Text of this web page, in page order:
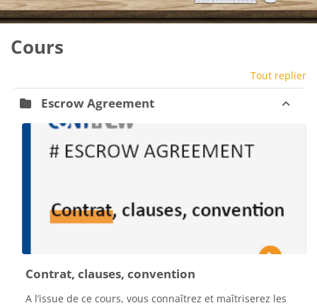
Blocs
Cours
Tout replier
Escrow Agreement
Contrat, clauses, convention
A l’issue de ce cours, vous connaîtrez et maîtriserez les